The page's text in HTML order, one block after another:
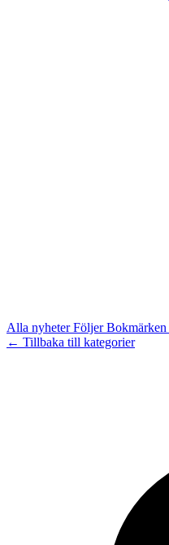
Alla nyheterFöljerBokmärken
← Tillbaka till kategorier